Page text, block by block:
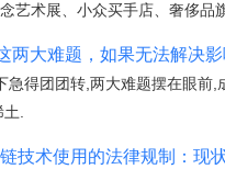
艺术展、小众买手店、奢侈
两大难题，如果无法解决
急得团团转,两大难题摆在眼
.
技术使用的法律规制：现